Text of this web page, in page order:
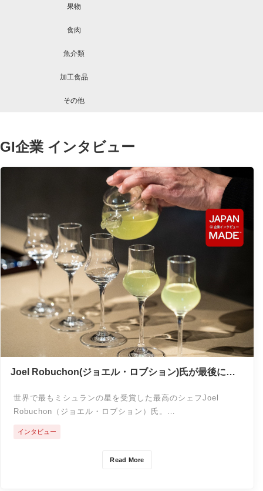
果物
食肉
魚介類
加工食品
その他
GI企業 インタビュー
Joel Robuchon(ジョエル・ロブション)氏が最後に愛
世界で最もミシュランの星を受賞した最高のシェフJoel
Robuchon（ジョエル・ロブション）氏。…
Read More
インタビュー